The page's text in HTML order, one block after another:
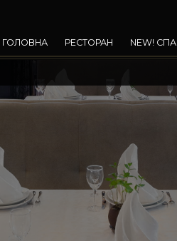
ГОЛОВНА РЕСТОРАН NEW! СПА